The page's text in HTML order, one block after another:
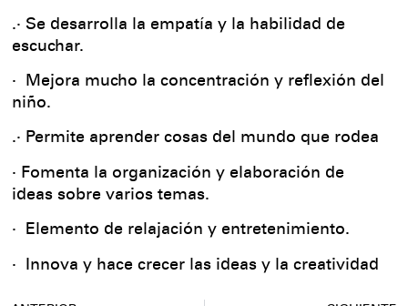
.· Se desarrolla la empatía y la habilidad de
escuchar.
· Mejora mucho la concentración y reflexión del
niño.
.· Permite aprender cosas del mundo que rodea
· Fomenta la organización y elaboración de
ideas sobre varios temas.
· Elemento de relajación y entretenimiento.
· Innova y hace crecer las ideas y la creatividad